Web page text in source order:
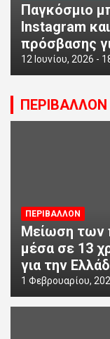
Παγκόσμιο
Instagram
πρόσβασης
12 Ιουνίου, 2026 -
ΠΕΡΙΒΑΛΛΟΝ
ΠΕΡΙΒΑΛΛΟΝ
Μείωση των
μέσα σε 13
για την
1 Φεβρουαρίου,